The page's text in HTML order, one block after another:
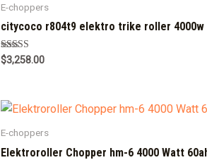
E-choppers
citycoco r804t9 elektro trike roller 4000w
Rated
5.00
$3,258.00
E-choppers
Elektroroller Chopper hm-6 4000 Watt